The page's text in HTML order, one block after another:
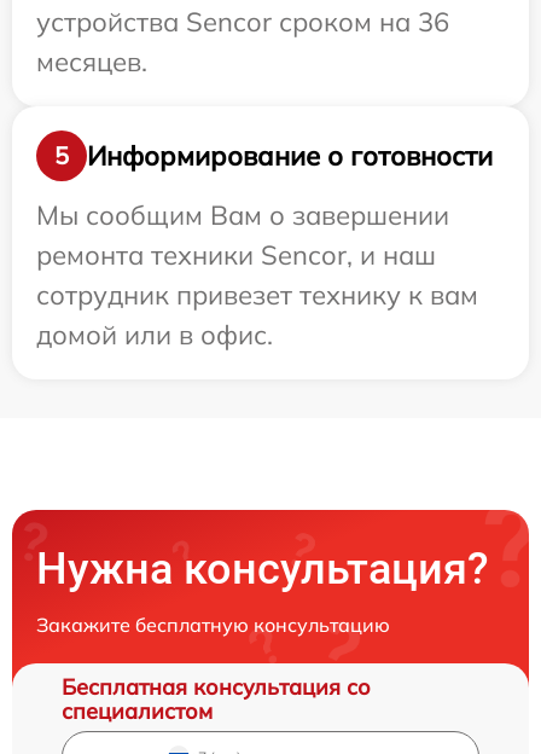
устройства Sencor сроком на 36
месяцев.
5
Информирование о готовности
Мы сообщим Вам о завершении
ремонта техники Sencor, и наш
сотрудник привезет технику к вам
домой или в офис.
Нужна консультация?
Закажите бесплатную консультацию
Бесплатная консультация со
специалистом